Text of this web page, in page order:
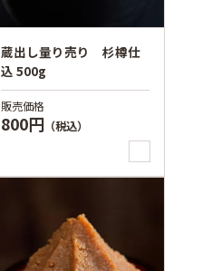
蔵出し量り売り 杉樽仕
込 500g
販売価格
800円 （税込）